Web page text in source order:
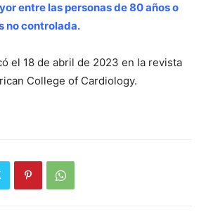
entre las personas de 80 años o
no controlada.
el 18 de abril de 2023 en la revista
College of Cardiology.